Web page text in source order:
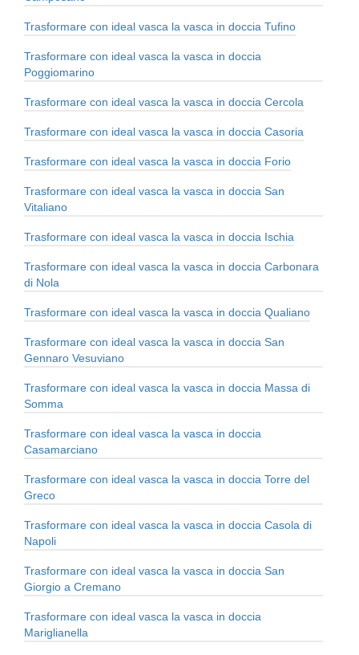
Trasformare con ideal vasca la vasca in doccia Tufino
Trasformare con ideal vasca la vasca in doccia
Poggiomarino
Trasformare con ideal vasca la vasca in doccia Cercola
Trasformare con ideal vasca la vasca in doccia Casoria
Trasformare con ideal vasca la vasca in doccia Forio
Trasformare con ideal vasca la vasca in doccia San
Vitaliano
Trasformare con ideal vasca la vasca in doccia Ischia
Trasformare con ideal vasca la vasca in doccia Carbonara
di Nola
Trasformare con ideal vasca la vasca in doccia Qualiano
Trasformare con ideal vasca la vasca in doccia San
Gennaro Vesuviano
Trasformare con ideal vasca la vasca in doccia Massa di
Somma
Trasformare con ideal vasca la vasca in doccia
Casamarciano
Trasformare con ideal vasca la vasca in doccia Torre del
Greco
Trasformare con ideal vasca la vasca in doccia Casola di
Napoli
Trasformare con ideal vasca la vasca in doccia San
Giorgio a Cremano
Trasformare con ideal vasca la vasca in doccia
Mariglianella